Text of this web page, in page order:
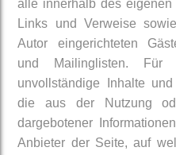
alle innerhalb des eigenen
Links und Verweise
Autor eingerichteten
und Mailinglisten. Für
unvollständige Inhalte
die aus der Nutzung
dargebotener
Anbieter der Seite, auf